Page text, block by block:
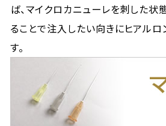
ば、マイクロカニューレを刺した状
ることで注入したい向きにヒアル
す。